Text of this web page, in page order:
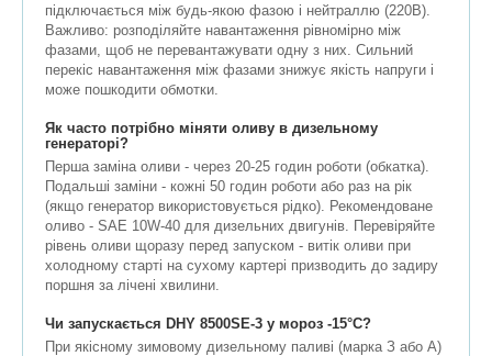
підключається між будь-якою фазою і нейтраллю (220В).
Важливо: розподіляйте навантаження рівномірно між
фазами, щоб не перевантажувати одну з них. Сильний
перекіс навантаження між фазами знижує якість напруги і
може пошкодити обмотки.
Як часто потрібно міняти оливу в дизельному
генераторі?
Перша заміна оливи - через 20-25 годин роботи (обкатка).
Подальші заміни - кожні 50 годин роботи або раз на рік
(якщо генератор використовується рідко). Рекомендоване
оливо - SAE 10W-40 для дизельних двигунів. Перевіряйте
рівень оливи щоразу перед запуском - витік оливи при
холодному старті на сухому картері призводить до задиру
поршня за лічені хвилини.
Чи запускається DHY 8500SE-3 у мороз -15°C?
При якісному зимовому дизельному паливі (марка З або А)